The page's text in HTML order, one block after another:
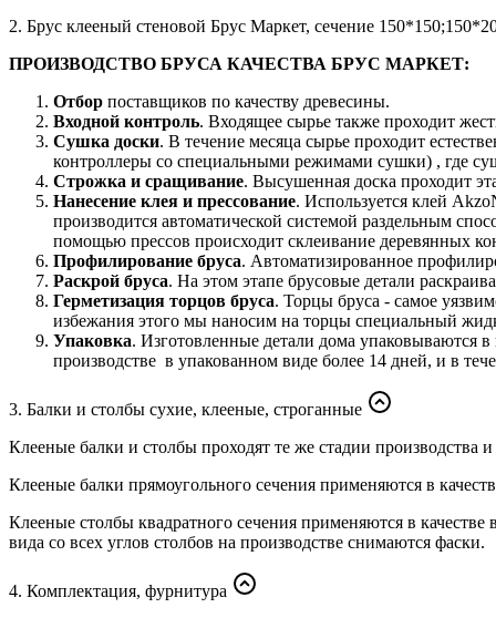
2. Брус клееный стеновой Брус Маркет, сечение
ПРОИЗВОДСТВО БРУСА КАЧЕСТВА БРУС МАРКЕТ:
Отбор поставщиков по качеству древесины.
Входной контроль. Входящее сырье также проходит
Сушка доски. В течение месяца сырье проходит
контроллеры со специальными режимами сушки) , где
Строжка и сращивание. Высушенная доска проходит
Нанесение клея и прессование. Используется клей
производится автоматической системой раздельным
помощью прессов происходит склеивание деревянных
Профилирование бруса. Автоматизированное
Раскрой бруса. На этом этапе брусовые детали
Герметизация торцов бруса. Торцы бруса - самое
избежания этого мы наносим на торцы специальный
Упаковка. Изготовленные детали дома упаковываются
производстве в упакованном виде более 14 дней, и в
3. Балки и столбы сухие, клееные, строганные
Клееные балки и столбы проходят те же стадии производства
Клееные балки прямоугольного сечения применяются в
Клееные столбы квадратного сечения применяются в
вида со всех углов столбов на производстве снимаются фаски.
4. Комплектация, фурнитура